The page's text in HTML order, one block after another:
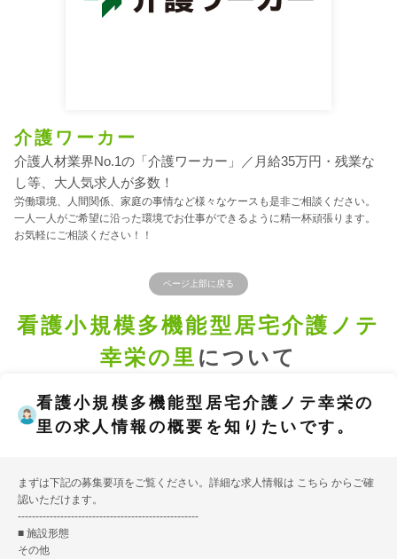
介護ワーカー
介護人材業界No.1の「介護ワーカー」／月給35万円・残業な
し等、大人気求人が多数！
労働環境、人間関係、家庭の事情など様々なケースも是非ご相談ください。
一人一人がご希望に沿った環境でお仕事ができるように精一杯頑張ります。
お気軽にご相談ください！！
ページ上部に戻る
看護小規模多機能型居宅介護ノテ
幸栄の里 について
看護小規模多機能型居宅介護ノテ幸栄の
里の求人情報の概要を知りたいです。
まずは下記の募集要項をご覧ください。詳細な求人情報は こちら からご確
認いただけます。
---------------------------------------------------
■ 施設形態
その他